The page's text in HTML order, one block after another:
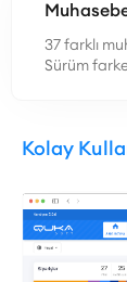
37 farklı
Sürüm
Kolay